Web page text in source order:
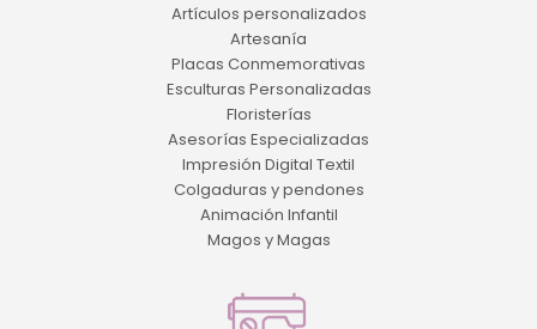
Artículos personalizados
Artesanía
Placas Conmemorativas
Esculturas Personalizadas
Floristerías
Asesorías Especializadas
Impresión Digital Textil
Colgaduras y pendones
Animación Infantil
Magos y Magas